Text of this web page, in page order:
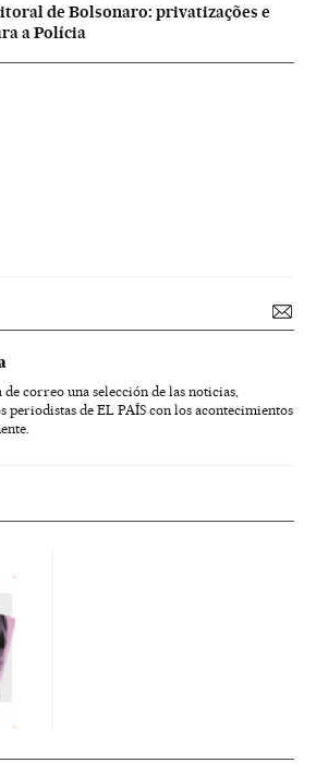
de Bolsonaro: privatizações e
a Polícia
de correo una selección de las noticias,
periodistas de EL PAÍS con los acontecimientos